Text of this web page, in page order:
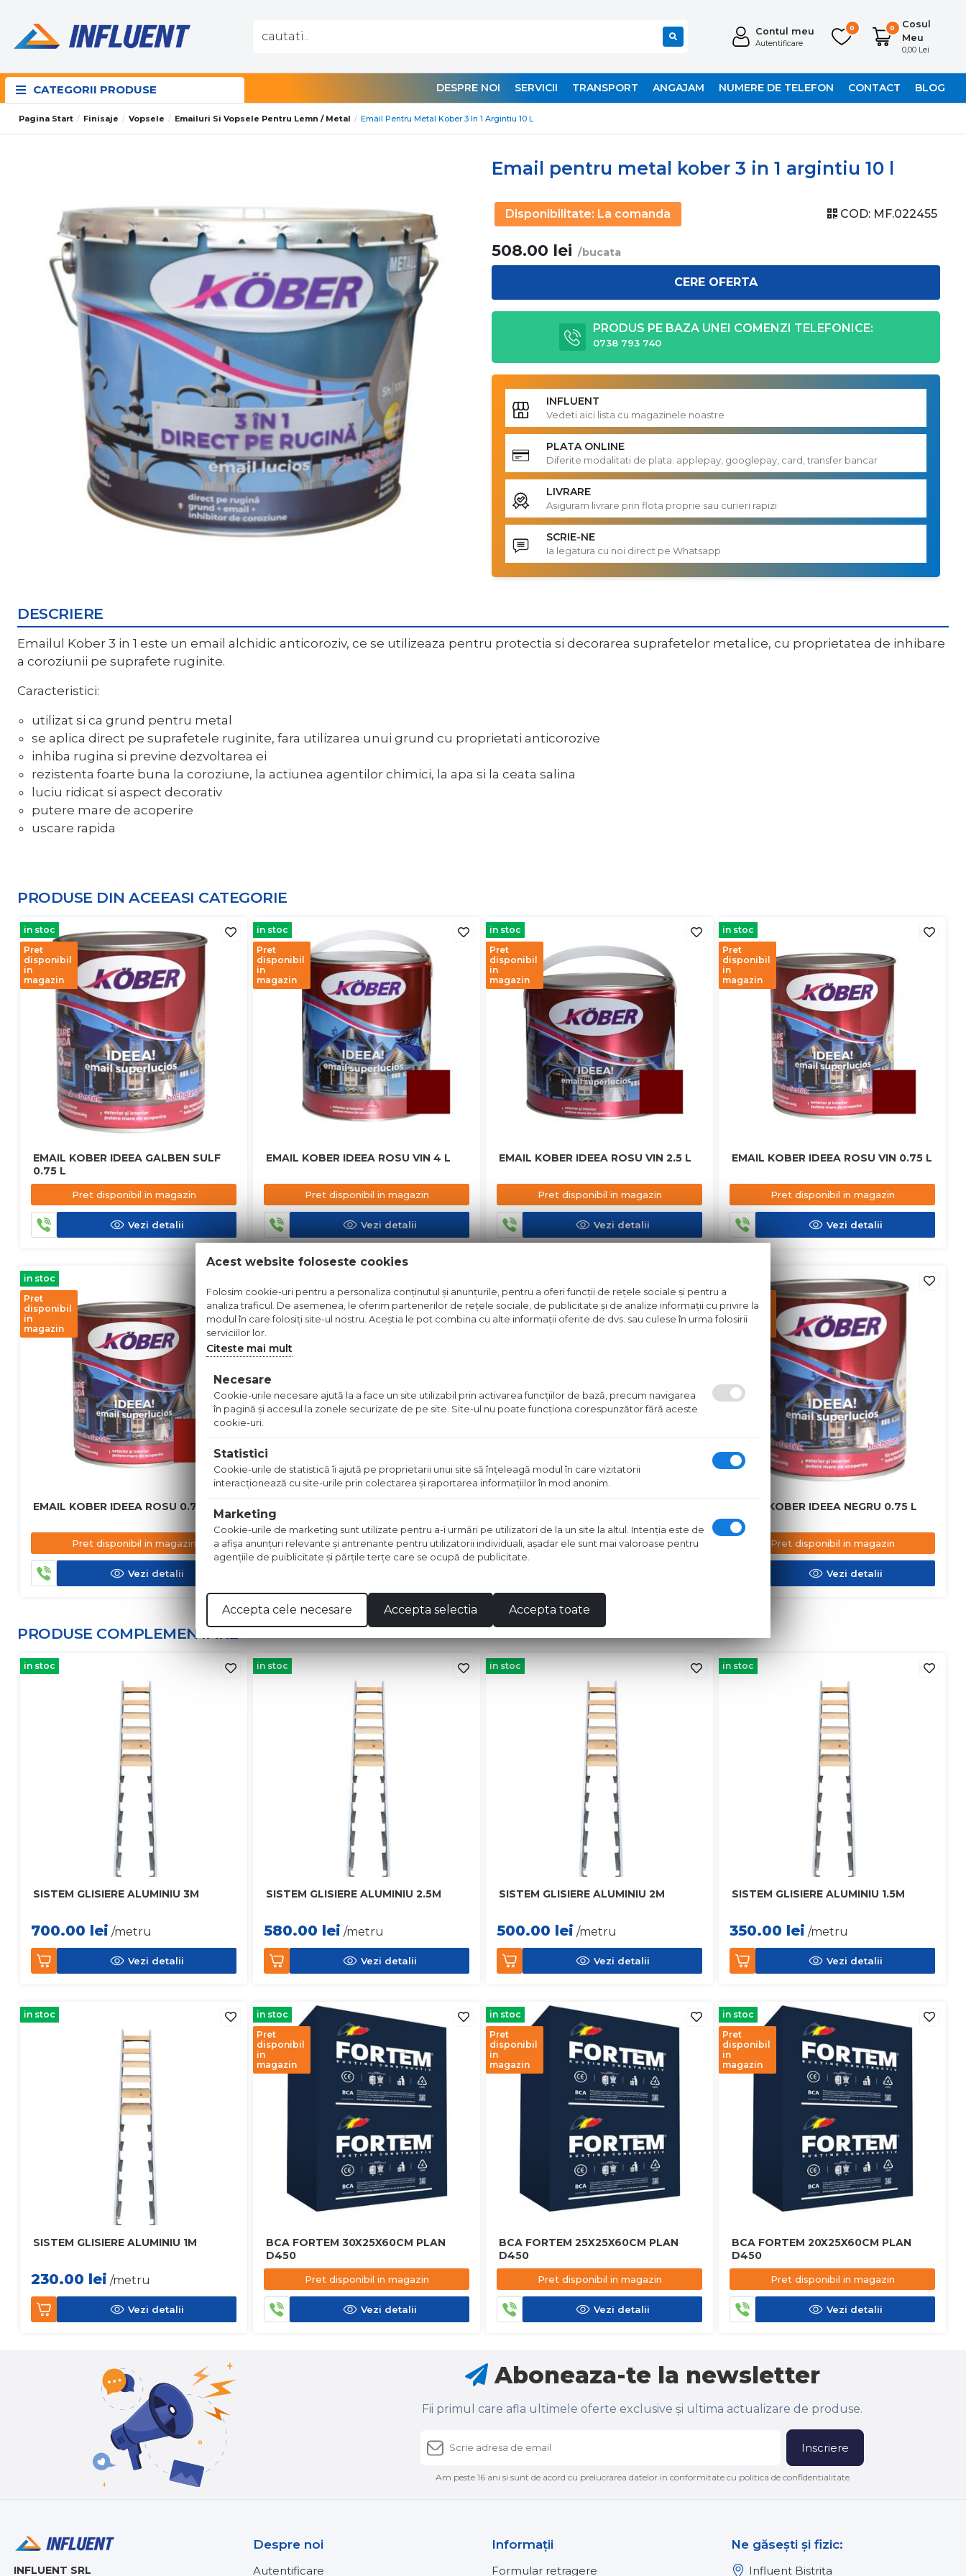
Contul meu
Autentificare
0 0
Cosul
Meu
0,00 Lei
CATEGORII PRODUSE DESPRE NOI SERVICII TRANSPORT ANGAJAM NUMERE DE TELEFON CONTACT BLOG
Pagina Start Finisaje Vopsele Emailuri Si Vopsele Pentru Lemn / Metal Email Pentru Metal Kober 3 In 1 Argintiu 10 L
Email pentru metal kober 3 in 1 argintiu 10 l
Disponibilitate: La comanda COD: MF.022455
508.00 lei /bucata
CERE OFERTA
PRODUS PE BAZA UNEI COMENZI TELEFONICE:
0738 793 740
INFLUENT
Vedeti aici lista cu magazinele noastre
PLATA ONLINE
Diferite modalitati de plata: applepay, googlepay, card, transfer bancar
LIVRARE
Asiguram livrare prin flota proprie sau curieri rapizi
SCRIE-NE
Ia legatura cu noi direct pe Whatsapp
DESCRIERE
Emailul Kober 3 in 1 este un email alchidic anticoroziv, ce se utilizeaza pentru protectia si decorarea suprafetelor metalice, cu proprietatea de inhibare
a coroziunii pe suprafete ruginite.
Caracteristici:
utilizat si ca grund pentru metal
se aplica direct pe suprafetele ruginite, fara utilizarea unui grund cu proprietati anticorozive
inhiba rugina si previne dezvoltarea ei
rezistenta foarte buna la coroziune, la actiunea agentilor chimici, la apa si la ceata salina
luciu ridicat si aspect decorativ
putere mare de acoperire
uscare rapida
PRODUSE DIN ACEEASI CATEGORIE
in stoc
Pret
disponibil
in
magazin
EMAIL KOBER IDEEA GALBEN SULF
0.75 L
Pret disponibil in magazin
Vezi detalii
in stoc
Pret
disponibil
in
magazin
EMAIL KOBER IDEEA ROSU VIN 4 L
Pret disponibil in magazin
Vezi detalii
in stoc
Pret
disponibil
in
magazin
EMAIL KOBER IDEEA ROSU VIN 2.5 L
Pret disponibil in magazin
Vezi detalii
in stoc
Pret
disponibil
in
magazin
EMAIL KOBER IDEEA ROSU VIN 0.75 L
Pret disponibil in magazin
Vezi detalii
in stoc
Pret
disponibil
in
magazin
EMAIL KOBER IDEEA ROSU 0.75 L
Pret disponibil in magazin
Vezi detalii
137.00 lei /bucata
Pret
disponibil
in
Pret disponibil in magazin
Pret
disponibil
in
EMAIL KOBER IDEEA NEGRU 0.75 L
Pret disponibil in magazin
Vezi detalii
PRODUSE COMPLEMENTARE
in stoc
SISTEM GLISIERE ALUMINIU 3M
700.00 lei /metru
Vezi detalii
in stoc
SISTEM GLISIERE ALUMINIU 2.5M
580.00 lei /metru
Vezi detalii
in stoc
SISTEM GLISIERE ALUMINIU 2M
500.00 lei /metru
Vezi detalii
in stoc
SISTEM GLISIERE ALUMINIU 1.5M
350.00 lei /metru
Vezi detalii
in stoc
SISTEM GLISIERE ALUMINIU 1M
230.00 lei /metru
Vezi detalii
in stoc
Pret
disponibil
in
magazin
BCA FORTEM 30X25X60CM PLAN
D450
Pret disponibil in magazin
Vezi detalii
in stoc
Pret
disponibil
in
magazin
BCA FORTEM 25X25X60CM PLAN
D450
Pret disponibil in magazin
Vezi detalii
in stoc
Pret
disponibil
in
magazin
BCA FORTEM 20X25X60CM PLAN
D450
Pret disponibil in magazin
Vezi detalii
Aboneaza-te la newsletter
Fii primul care afla ultimele oferte exclusive și ultima actualizare de produse.
Inscriere
Am peste 16 ani si sunt de acord cu prelucrarea datelor in conformitate cu politica de confidentialitate
INFLUENT SRL
Despre noi
Autentificare
Informaţii
Formular retragere
Ne găsești și fizic:
Influent Bistrița
Acest website foloseste cookies
Folosim cookie-uri pentru a personaliza conținutul și anunțurile, pentru a oferi funcții de rețele sociale și pentru a
analiza traficul. De asemenea, le oferim partenerilor de rețele sociale, de publicitate și de analize informații cu privire la
modul în care folosiți site-ul nostru. Aceștia le pot combina cu alte informații oferite de dvs. sau culese în urma folosirii
serviciilor lor.
Citeste mai mult
Necesare
Cookie-urile necesare ajută la a face un site utilizabil prin activarea funcţiilor de bază, precum navigarea
în pagină şi accesul la zonele securizate de pe site. Site-ul nu poate funcţiona corespunzător fără aceste
cookie-uri.
Statistici
Cookie-urile de statistică îi ajută pe proprietarii unui site să înţeleagă modul în care vizitatorii
interacţionează cu site-urile prin colectarea şi raportarea informaţiilor în mod anonim.
Marketing
Cookie-urile de marketing sunt utilizate pentru a-i urmări pe utilizatori de la un site la altul. Intenţia este de
a afişa anunţuri relevante şi antrenante pentru utilizatorii individuali, aşadar ele sunt mai valoroase pentru
agenţiile de puiblicitate şi părţile terţe care se ocupă de publicitate.
Accepta cele necesare Accepta selectia Accepta toate